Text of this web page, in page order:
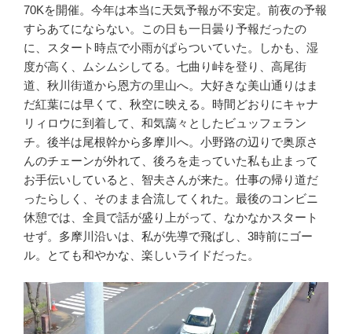
70Kを開催。今年は本当に天気予報が不安定。前夜の予報
すらあてにならない。この日も一日曇り予報だったの
に、スタート時点で小雨がぱらついていた。しかも、湿
度が高く、ムシムシしてる。七曲り峠を登り、高尾街
道、秋川街道から恩方の里山へ。大好きな美山通りはま
だ紅葉には早くて、秋空に映える。時間どおりにキャナ
リィロウに到着して、和気藹々としたビュッフェラン
チ。後半は尾根幹から多摩川へ。小野路の辺りで奥原さ
んのチェーンが外れて、後ろを走っていた私も止まって
お手伝いしていると、智夫さんが来た。仕事の帰り道だ
ったらしく、そのまま合流してくれた。最後のコンビニ
休憩では、全員で話が盛り上がって、なかなかスタート
せず。多摩川沿いは、私が先導で飛ばし、3時前にゴー
ル。とても和やかな、楽しいライドだった。